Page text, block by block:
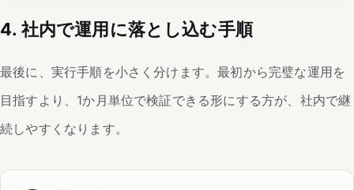
4. 社内で運用に落とし込む手順
最後に、実行手順を小さく分けます。最初から完璧な運用を
目指すより、1か月単位で検証できる形にする方が、社内で継
続しやすくなります。